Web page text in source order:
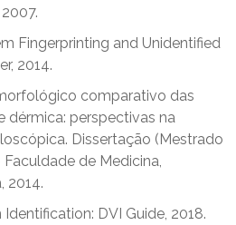
Fingerprinting and Unidentified
2014.
comparativo das
dérmica: perspectivas na
Dissertação (Mestrado
de Medicina,
2014.
DVI Guide, 2018.